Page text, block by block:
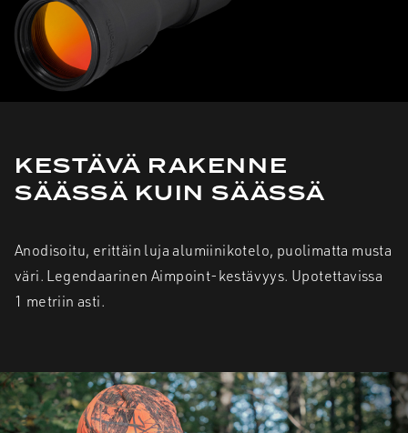
KESTÄVÄ RAKENNE
SÄÄSSÄ KUIN SÄÄSSÄ
Anodisoitu, erittäin luja alumiinikotelo, puolimatta musta
väri. Legendaarinen Aimpoint-kestävyys. Upotettavissa
1 metriin asti.